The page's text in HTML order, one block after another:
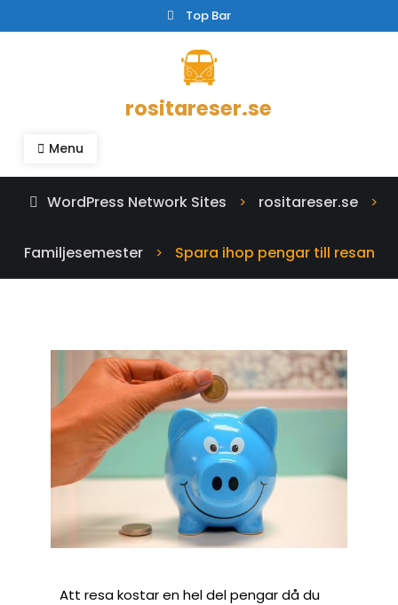
to
Top Bar
rositareser.se
Menu
WordPress Network Sites > rositareser.se >
Familjesemester > Spara ihop pengar till resan
Att resa kostar en hel del pengar då du